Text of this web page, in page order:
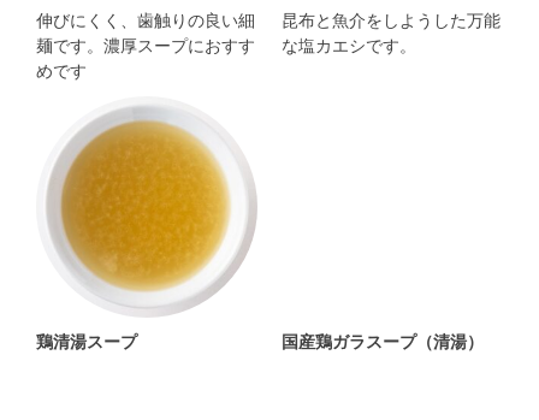
伸びにくく、歯触りの良い細
麺です。濃厚スープにおすす
めです
昆布と魚介をしようした万能
な塩カエシです。
鶏清湯スープ 国産鶏ガラスープ（清湯）